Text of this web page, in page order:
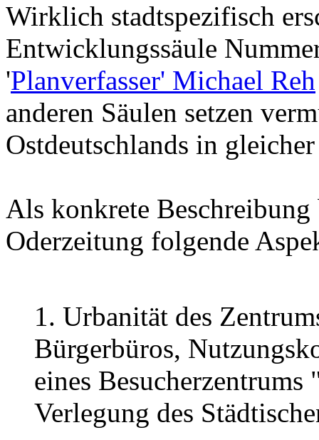
Wirklich stadtspezifisch
Entwicklungssäule
'Planverfasser' Michael Reh
anderen Säulen setzen
Ostdeutschlands in
Als konkrete
Oderzeitung folgende
1. Urbanität des
Bürgerbüros,
eines
Verlegung des